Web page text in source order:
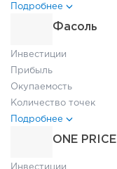
Подробнее
Фасоль
Инвестиции
Прибыль
Окупаемость
Количество точек
Подробнее
ONE PRICE
Инвестиции